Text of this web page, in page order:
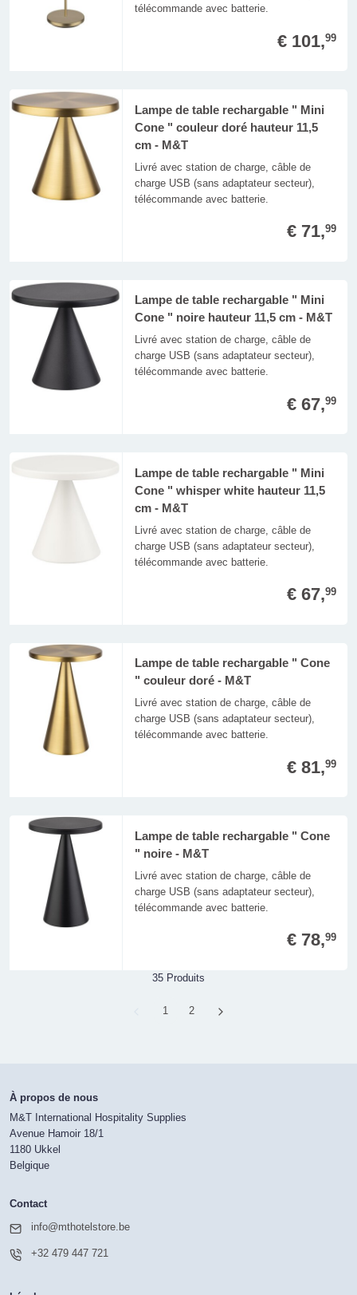
télécommande avec batterie.
€ 101,99
Lampe de table rechargable " Mini
Cone " couleur doré hauteur 11,5
cm - M&T
Livré avec station de charge, câble de
charge USB (sans adaptateur secteur),
télécommande avec batterie.
€ 71,99
Lampe de table rechargable " Mini
Cone " noire hauteur 11,5 cm - M&T
Livré avec station de charge, câble de
charge USB (sans adaptateur secteur),
télécommande avec batterie.
€ 67,99
Lampe de table rechargable " Mini
Cone " whisper white hauteur 11,5
cm - M&T
Livré avec station de charge, câble de
charge USB (sans adaptateur secteur),
télécommande avec batterie.
€ 67,99
Lampe de table rechargable " Cone
" couleur doré - M&T
Livré avec station de charge, câble de
charge USB (sans adaptateur secteur),
télécommande avec batterie.
€ 81,99
Lampe de table rechargable " Cone
" noire - M&T
Livré avec station de charge, câble de
charge USB (sans adaptateur secteur),
télécommande avec batterie.
€ 78,99
35 Produits
Page
1 Page
2
À propos de nous
M&T International Hospitality Supplies
Avenue Hamoir 18/1
1180 Ukkel
Belgique
Contact
info@mthotelstore.be
+32 479 447 721